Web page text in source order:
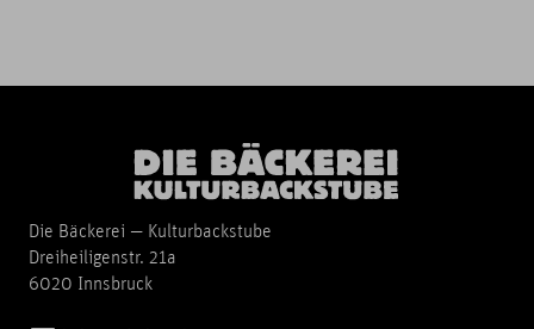
Die Bäckerei — Kulturbackstube
Dreiheiligenstr. 21a
6020 Innsbruck